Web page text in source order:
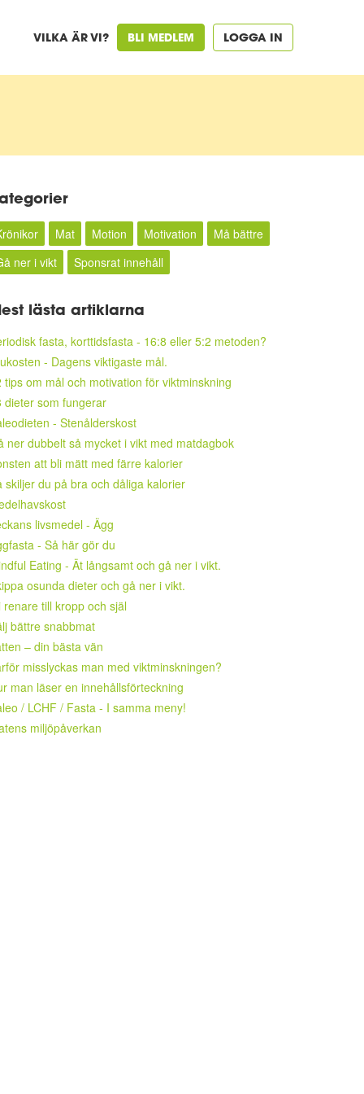
VILKA ÄR VI? BLI MEDLEM LOGGA IN
Mat Motion Motivation
Må bättre
ner i vikt
Sponsrat innehåll
lästa artiklarna
fasta, korttidsfasta - 16:8 eller 5:2 metoden?
- Dagens viktigaste mål.
tips om mål och motivation för viktminskning
dieter som fungerar
- Stenålderskost
ner dubbelt så mycket i vikt med matdagbok
att bli mätt med färre kalorier
skiljer du på bra och dåliga kalorier
livsmedel - Ägg
- Så här gör du
Eating - Ät långsamt och gå ner i vikt.
osunda dieter och gå ner i vikt.
renare till kropp och själ
bättre snabbmat
– din bästa vän
misslyckas man med viktminskningen?
man läser en innehållsförteckning
/ LCHF / Fasta - I samma meny!
miljöpåverkan